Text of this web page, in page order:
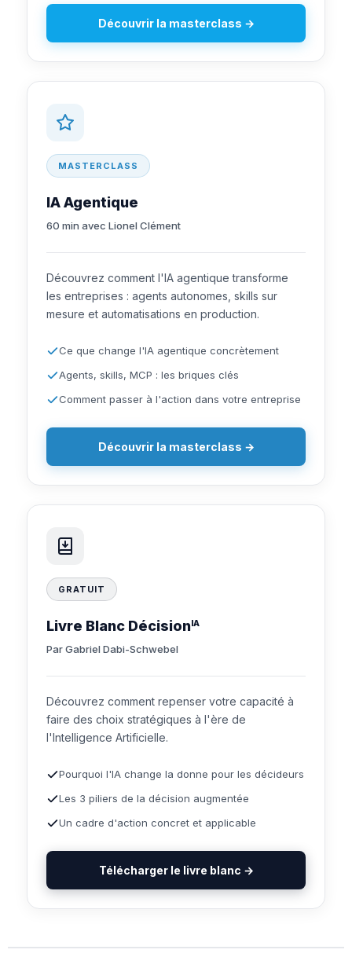
Découvrir la masterclass →
MASTERCLASS
IA Agentique
60 min avec Lionel Clément
Découvrez comment l'IA agentique transforme
les entreprises : agents autonomes, skills sur
mesure et automatisations en production.
Ce que change l'IA agentique concrètement
Agents, skills, MCP : les briques clés
Comment passer à l'action dans votre entreprise
Découvrir la masterclass →
GRATUIT
Livre Blanc Décision IA
Par Gabriel Dabi-Schwebel
Découvrez comment repenser votre capacité à
faire des choix stratégiques à l'ère de
l'Intelligence Artificielle.
Pourquoi l'IA change la donne pour les décideurs
Les 3 piliers de la décision augmentée
Un cadre d'action concret et applicable
Télécharger le livre blanc →